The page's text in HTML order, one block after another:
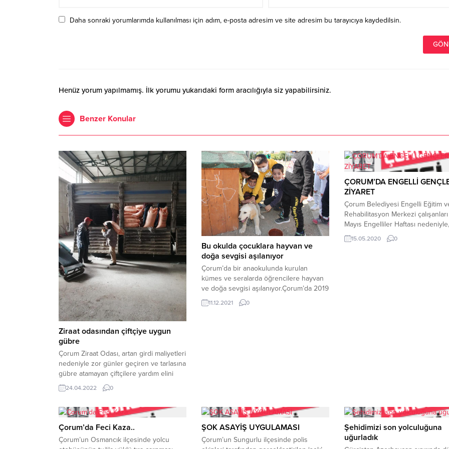
Daha sonraki yorumlarımda kullanılması için adım, e-posta adresim ve site adresim bu tarayıcıya kaydedilsin.
Henüz yorum yapılmamış. İlk yorumu yukarıdaki form aracılığıyla siz yapabilirsiniz.
Benzer Konular
Ziraat odasından çiftçiye uygun
gübre
Çorum Ziraat Odası, artan girdi maliyetleri
nedeniyle zor günler geçiren ve tarlasına
gübre atamayan çiftçilere yardım elini
uzattı.Ziraat Odası Başkanı Mehmet
Sayan, Çorum çiftçisine piyasa satışının
ettiklerini söyledi.Türkiye’de tarımsal
üretimdeki yetersiz gübreleme nedeniyle
temel gıda ürünlerinde enflasyonun
artmasına yol açabileceğini kaydeden
24.04.2022 0
Bu okulda çocuklara hayvan ve
doğa sevgisi aşılanıyor
Çorum’da bir anaokulunda kurulan
kümes ve seralarda öğrencilere hayvan
ve doğa sevgisi aşılanıyor.Çorum’da 2019
yılında eğitim-öğretime açılan Nene
Hatun Anaokulu’nda, çocuklara küçük
11.12.2021 0
ÇORUM’DA ENGELLİ
ZİYARET
Çorum Belediyesi Engelli Eğitim
Rehabilitasyon Merkezi çalışanları
Mayıs Engelliler Haftası nedeniyle,
merkezde eğitim gören öğrencileri
evlerinde ziyaret etti.Tüm dünyada
15.05.2020 0
Çorum’da Feci Kaza..
Çorum’un Osmancık ilçesinde yolcu
ŞOK ASAYİŞ UYGULAMASI
Çorum’un Sungurlu ilçesinde polis
Şehidimizi son yolculuğuna
uğurladık